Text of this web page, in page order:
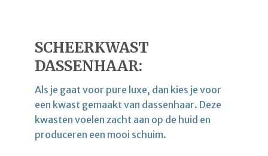
SCHEERKWAST
DASSENHAAR:
Als je gaat voor pure luxe, dan kies je voor
een kwast gemaakt van dassenhaar. Deze
kwasten voelen zacht aan op de huid en
produceren een mooi schuim.